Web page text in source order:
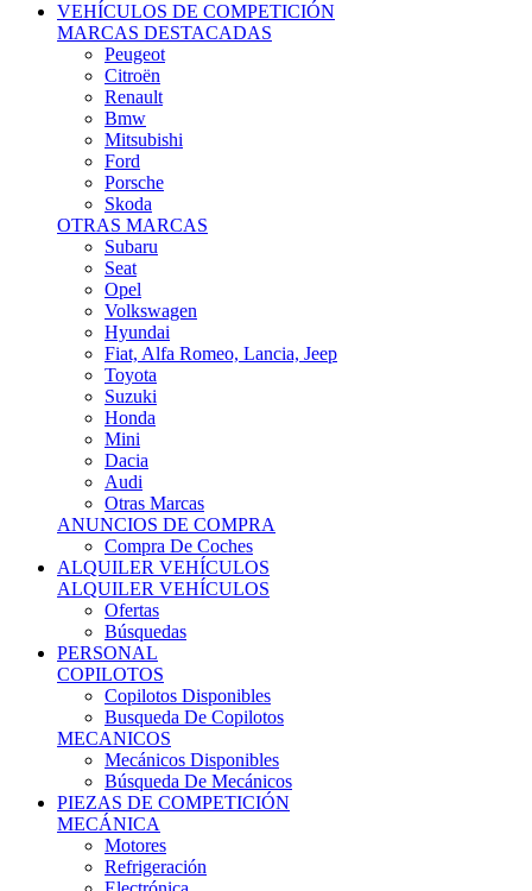
VEHÍCULOS DE COMPETICIÓN
MARCAS DESTACADAS
Peugeot
Citroën
Renault
Bmw
Mitsubishi
Ford
Porsche
Skoda
OTRAS MARCAS
Subaru
Seat
Opel
Volkswagen
Hyundai
Fiat, Alfa Romeo, Lancia, Jeep
Toyota
Suzuki
Honda
Mini
Dacia
Audi
Otras Marcas
ANUNCIOS DE COMPRA
Compra De Coches
ALQUILER VEHÍCULOS
ALQUILER VEHÍCULOS
Ofertas
Búsquedas
PERSONAL
COPILOTOS
Copilotos Disponibles
Busqueda De Copilotos
MECANICOS
Mecánicos Disponibles
Búsqueda De Mecánicos
PIEZAS DE COMPETICIÓN
MECÁNICA
Motores
Refrigeración